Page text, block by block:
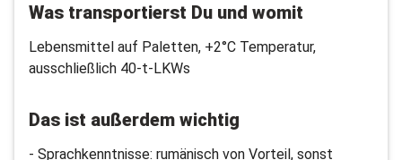
Was transportierst Du und womit
Lebensmittel auf Paletten, +2°C Temperatur,
ausschließlich 40-t-LKWs
Das ist außerdem wichtig
- Sprachkenntnisse: rumänisch von Vorteil, sonst